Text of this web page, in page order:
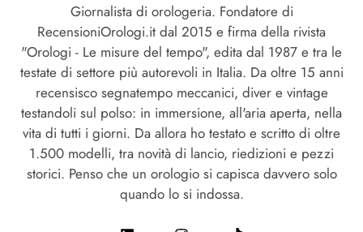
Giornalista di orologeria. Fondatore di
RecensioniOrologi.it dal 2015 e firma della rivista
"Orologi - Le misure del tempo", edita dal 1987 e tra le
testate di settore più autorevoli in Italia. Da oltre 15 anni
recensisco segnatempo meccanici, diver e vintage
testandoli sul polso: in immersione, all'aria aperta, nella
vita di tutti i giorni. Da allora ho testato e scritto di oltre
1.500 modelli, tra novità di lancio, riedizioni e pezzi
storici. Penso che un orologio si capisca davvero solo
quando lo si indossa.